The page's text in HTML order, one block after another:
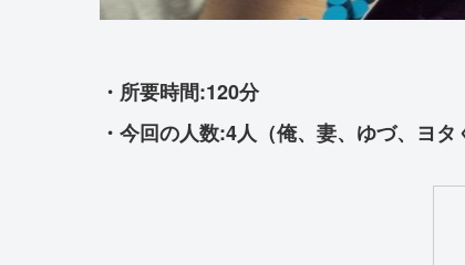
・所要時間:120分
・今回の人数:4人（俺、妻、ゆづ、ヨタ